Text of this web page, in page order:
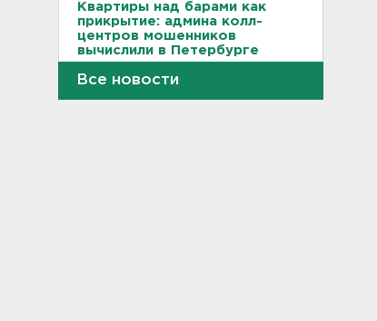
Квартиры над барами как
прикрытие: админа колл-
центров мошенников
вычислили в Петербурге
16:44, 05.08.2026
Все новости